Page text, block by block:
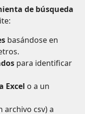
de búsqueda
basándose en
para identificar
Excel o a un
archivo csv) a